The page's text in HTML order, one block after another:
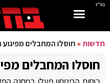
בס"ד
חדשות» חוסלו המחבלים מפיגוע
חוסלו המחבלים